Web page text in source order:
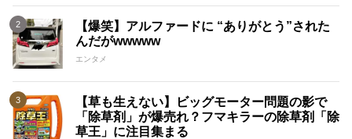
【爆笑】アルファードに “ありがとう”された
んだがwwwww
エンタメ
【草も生えない】ビッグモーター問題の影で
「除草剤」が爆売れ？フマキラーの除草剤「除
草王」に注目集まる